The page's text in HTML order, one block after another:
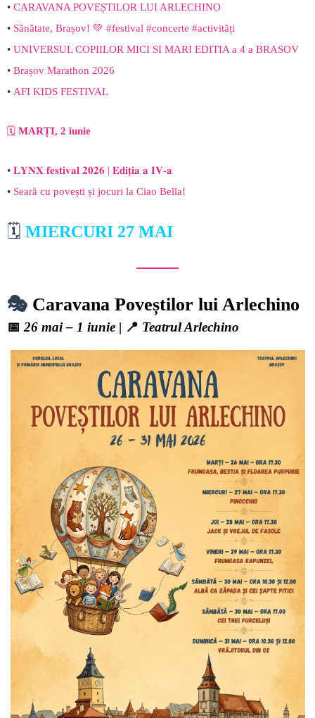
• CARAVANA POVEȘTILOR LUI ARLECHINO
• Sănătate, Brașov! 💚 #festival #concerte #activități
• UNIVERSUL COPIILOR MICI SI MARI EDITIA a 4 a BRASOV
• Brașov Marathon 2026
• AFI KIDS FESTIVAL
🗓️ MARȚI, 2 iunie
• 𝐋𝐘𝐍𝐗 𝐟𝐞𝐬𝐭𝐢𝐯𝐚𝐥 𝟐𝟎𝟐𝟔 | 𝐄𝐝𝐢𝐭̦𝐢𝐚 𝐚 𝐈𝐕-𝐚
• Seară cu povești și jocuri la Ciao Bella!
🗓️ MIERCURI 27 MAI
🎭 Caravana Poveștilor lui Arlechino
📅 26 mai – 1 iunie | 📍 Teatrul Arlechino